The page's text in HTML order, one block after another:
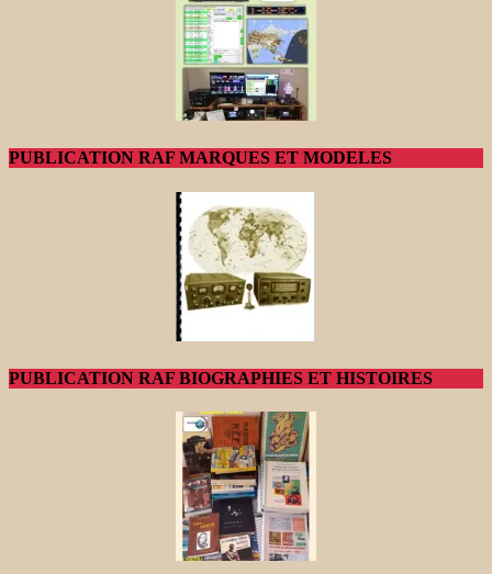
PUBLICATION RAF MARQUES ET MODELES
PUBLICATION RAF BIOGRAPHIES ET HISTOIRES